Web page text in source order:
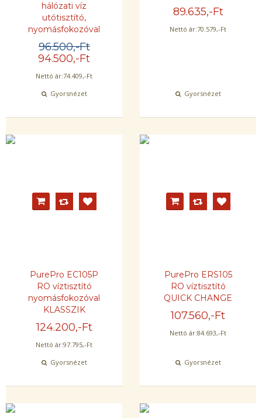
hálózati víz
utótisztító,
nyomásfokozóval
96.500,-Ft
94.500,-Ft
Nettó ár:74.409,-Ft
Gyorsnézet
89.635,-Ft
Nettó ár:70.579,-Ft
Gyorsnézet
PurePro EC105P
RO víztisztító
nyomásfokozóval
KLASSZIK
124.200,-Ft
Nettó ár:97.795,-Ft
Gyorsnézet
PurePro ERS105
RO víztisztító
QUICK CHANGE
107.560,-Ft
Nettó ár:84.693,-Ft
Gyorsnézet